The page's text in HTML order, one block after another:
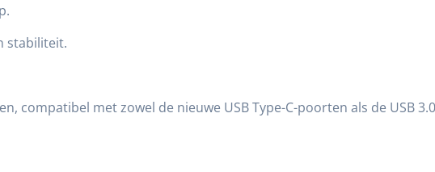
stabiliteit.
compatibel met zowel de nieuwe USB Type-C-poorten als de USB